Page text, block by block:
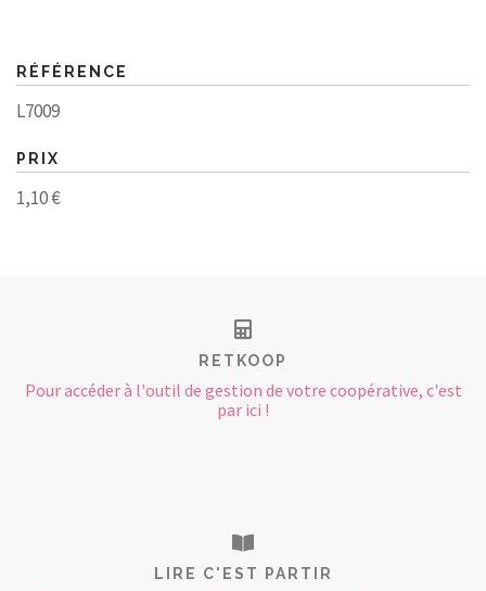
RÉFÉRENCE
L7009
PRIX
1,10 €
RETKOOP
Pour accéder à l'outil de gestion de votre coopérative, c'est
par ici !
LIRE C'EST PARTIR